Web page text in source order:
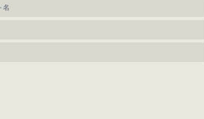
名